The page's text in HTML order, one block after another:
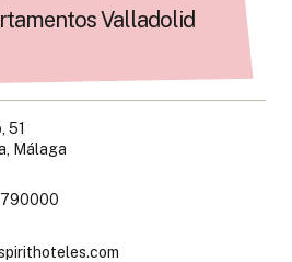
Valladolid
51
Málaga